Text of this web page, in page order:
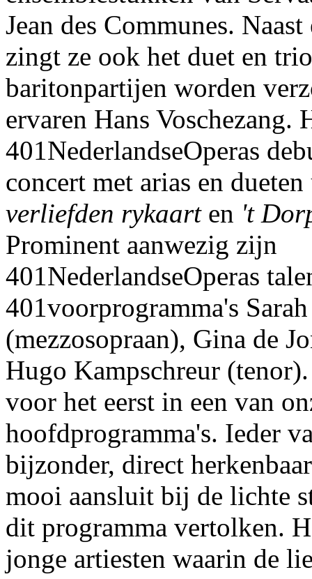
Jean des Communes.
zingt ze ook het duet en
baritonpartijen worden
ervaren Hans Voschezang.
401NederlandseOperas
concert met arias en
verliefden rykaarten 't
Prominent aanwezig zijn
401NederlandseOperas
401voorprogramma's
(mezzosopraan), Gina de
Hugo Kampschreur
voor het eerst in een van
hoofdprogramma's. Ieder
bijzonder, direct
mooi aansluit bij de lichte
dit programma vertolken.
jonge artiesten waarin de